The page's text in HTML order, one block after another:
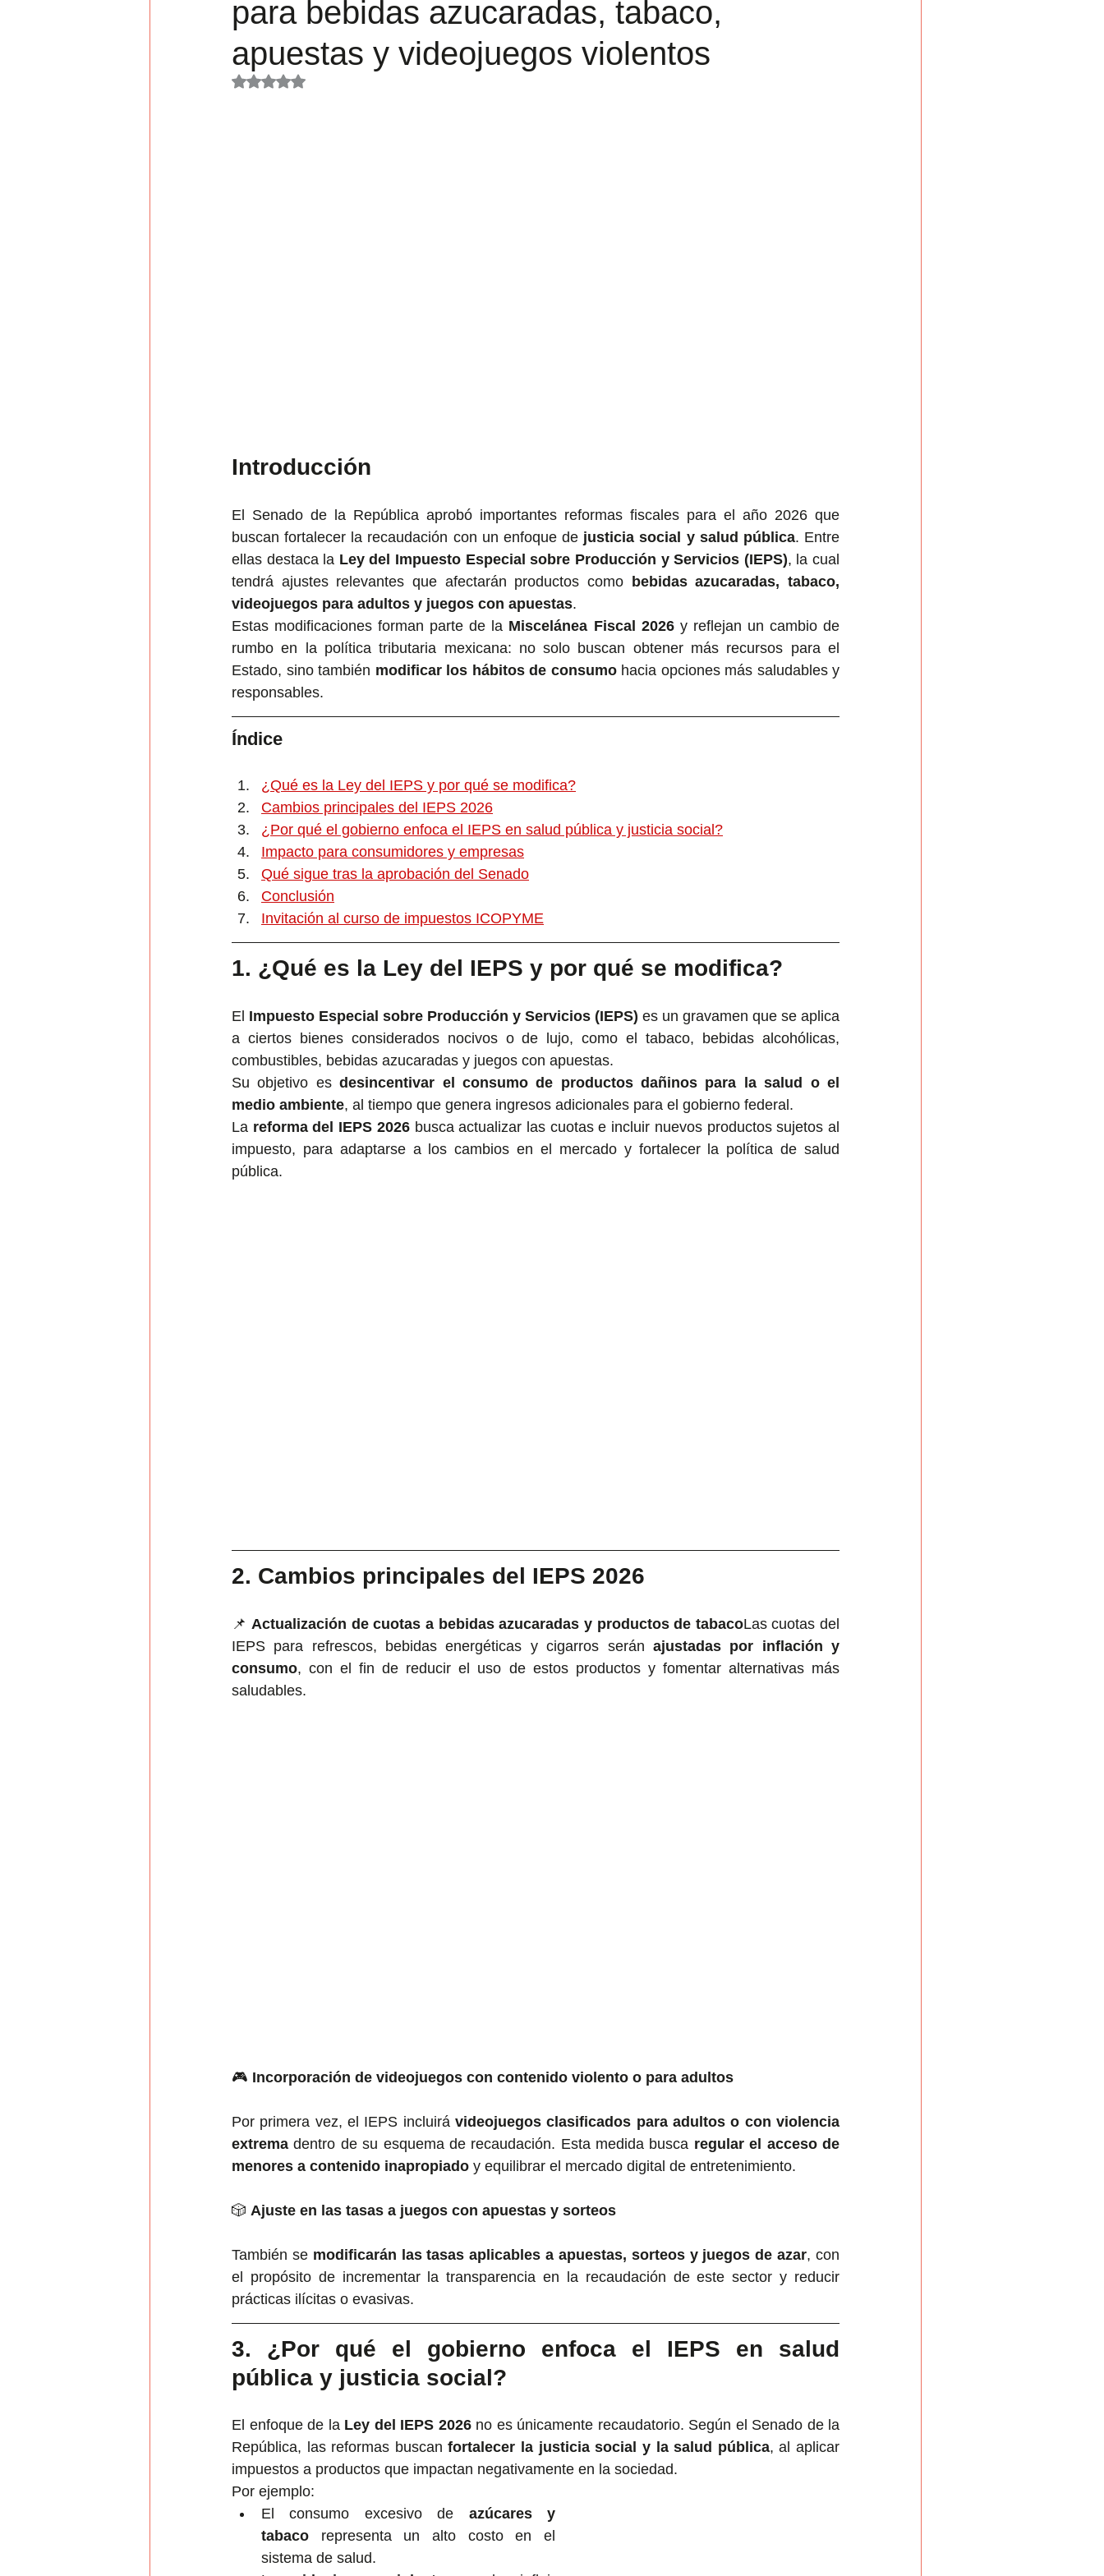
Jornadapara bebidas azucaradas, tabaco,
apuestas y videojuegos violentos
Obtuvo NaN de 5 estrellas.
Introducción
El Senado de la República aprobó importantes reformas fiscales para el año 2026 que
buscan fortalecer la recaudación con un enfoque de justicia social y salud pública. Entre
ellas destaca la Ley del Impuesto Especial sobre Producción y Servicios (IEPS), la cual
tendrá ajustes relevantes que afectarán productos como
bebidas azucaradas, tabaco,
videojuegos para adultos y juegos con apuestas.
Estas modificaciones forman parte de la Miscelánea Fiscal 2026 y reflejan un cambio de
rumbo en la política tributaria mexicana: no solo buscan obtener más recursos para el
Estado, sino también modificar los hábitos de consumo hacia opciones más saludables y
responsables.
Índice
¿Qué es la Ley del IEPS y por qué se modifica?
Cambios principales del IEPS 2026
¿Por qué el gobierno enfoca el IEPS en salud pública y justicia social?
Impacto para consumidores y empresas
Qué sigue tras la aprobación del Senado
Conclusión
Invitación al curso de impuestos ICOPYME
1. ¿Qué es la Ley del IEPS y por qué se modifica?
El Impuesto Especial sobre Producción y Servicios (IEPS) es un gravamen que se aplica
a ciertos bienes considerados nocivos o de lujo, como el tabaco, bebidas alcohólicas,
combustibles, bebidas azucaradas y juegos con apuestas.
Su objetivo es desincentivar el consumo de productos dañinos para la salud o el
medio ambiente, al tiempo que genera ingresos adicionales para el gobierno federal.
La reforma del IEPS 2026 busca actualizar las cuotas e incluir nuevos productos sujetos al
impuesto, para adaptarse a los cambios en el mercado y fortalecer la política de salud
pública.
2. Cambios principales del IEPS 2026
📌 Actualización de cuotas a bebidas azucaradas y productos de tabacoLas cuotas del
IEPS para refrescos, bebidas energéticas y cigarros serán ajustadas por inflación y
consumo, con el fin de reducir el uso de estos productos y fomentar alternativas más
saludables.
🎮 Incorporación de videojuegos con contenido violento o para adultos
Por primera vez, el IEPS incluirá videojuegos clasificados para adultos o con violencia
extrema dentro de su esquema de recaudación. Esta medida busca regular el acceso de
menores a contenido inapropiado y equilibrar el mercado digital de entretenimiento.
🎲 Ajuste en las tasas a juegos con apuestas y sorteos
También se modificarán las tasas aplicables a apuestas, sorteos y juegos de azar, con
el propósito de incrementar la transparencia en la recaudación de este sector y reducir
prácticas ilícitas o evasivas.
3. ¿Por qué el gobierno enfoca el IEPS en salud
pública y justicia social?
El enfoque de la Ley del IEPS 2026 no es únicamente recaudatorio. Según el Senado de la
República, las reformas buscan fortalecer la justicia social y la salud pública, al aplicar
impuestos a productos que impactan negativamente en la sociedad.
Por ejemplo:
El consumo excesivo de azúcares y
tabaco representa un alto costo en el
sistema de salud.